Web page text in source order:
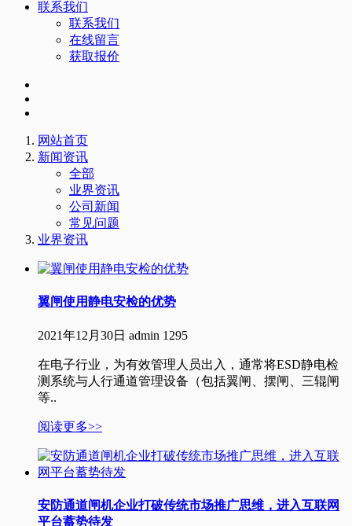
联系我们
联系我们
在线留言
获取报价
网站首页
新闻资讯
全部
业界资讯
公司新闻
常见问题
业界资讯
翼闸使用静电安检的优势
2021年12月30日 admin 1295
在电子行业，为有效管理人员出入，通常将ESD静电检
测系统与人行通道管理设备（包括翼闸、摆闸、三辊闸
等..
阅读更多>>
安防通道闸机企业打破传统市场推广思维，进入互联网
平台蓄势待发